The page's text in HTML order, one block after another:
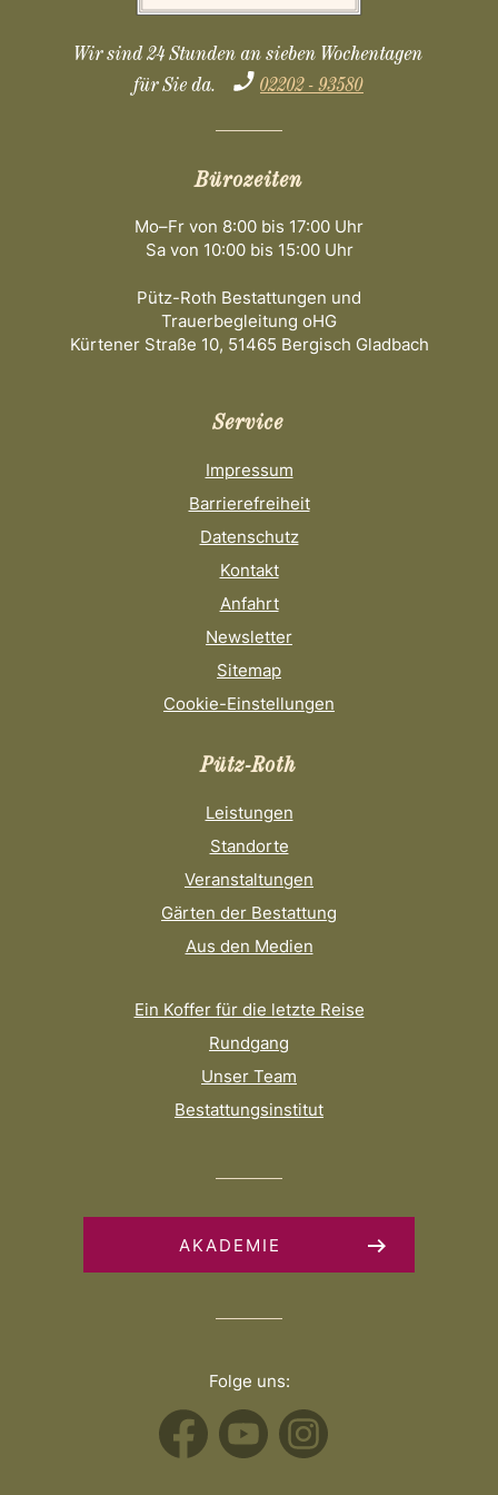
Wir sind 24 Stunden an sieben Wochentagen
für Sie da.
02202 - 93580
Bürozeiten
Mo–Fr von 8:00 bis 17:00 Uhr
Sa von 10:00 bis 15:00 Uhr
Pütz-Roth Bestattungen und
Trauerbegleitung oHG
Kürtener Straße 10, 51465 Bergisch Gladbach
Service
Impressum
Barrierefreiheit
Datenschutz
Kontakt
Anfahrt
Newsletter
Sitemap
Cookie-Einstellungen
Pütz-Roth
Leistungen
Standorte
Veranstaltungen
Gärten der Bestattung
Aus den Medien
Ein Koffer für die letzte Reise
Rundgang
Unser Team
Bestattungsinstitut
AKADEMIE
Folge uns: